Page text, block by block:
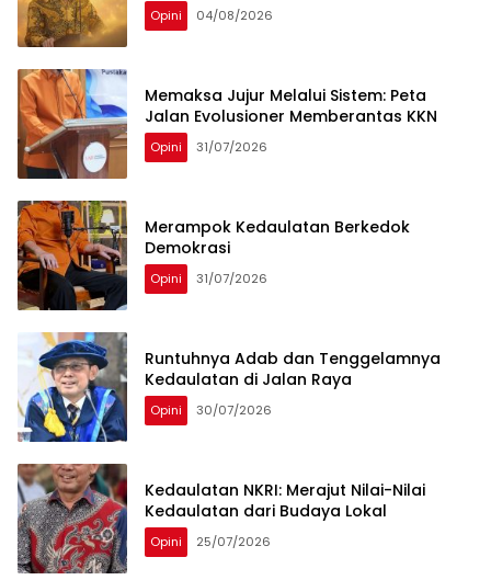
Opini 04/08/2026
Memaksa Jujur Melalui Sistem: Peta
Jalan Evolusioner Memberantas KKN
Opini 31/07/2026
Merampok Kedaulatan Berkedok
Demokrasi
Opini 31/07/2026
Runtuhnya Adab dan Tenggelamnya
Kedaulatan di Jalan Raya
Opini 30/07/2026
Kedaulatan NKRI: Merajut Nilai-Nilai
Kedaulatan dari Budaya Lokal
Opini 25/07/2026